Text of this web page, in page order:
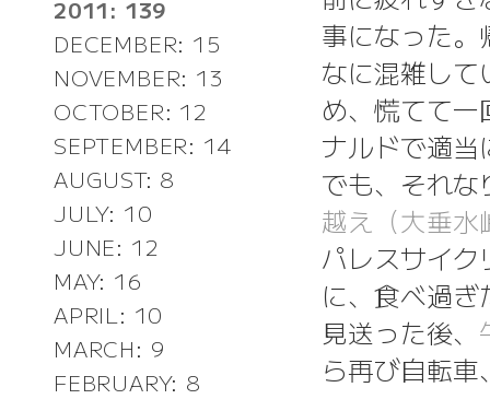
2011: 139
DECEMBER: 15
NOVEMBER: 13
OCTOBER: 12
SEPTEMBER: 14
AUGUST: 8
JULY: 10
JUNE: 12
MAY: 16
APRIL: 10
MARCH: 9
FEBRUARY: 8
事になった
なに混雑し
め、慌てて
ナルドで適
でも、それ
越え（大垂水
パレスサイ
に、食べ過
見送った後、
ら再び自転